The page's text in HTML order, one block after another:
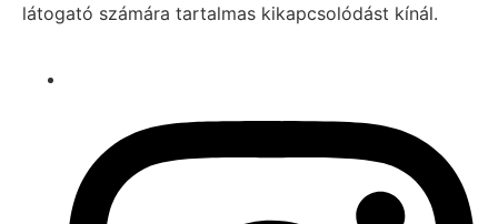
látogató számára tartalmas kikapcsolódást kínál.